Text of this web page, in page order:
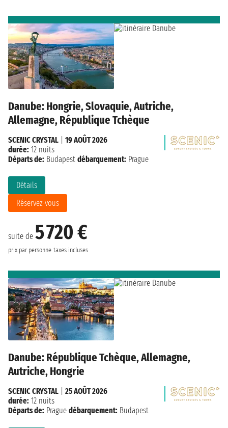
Danube: Hongrie, Slovaquie, Autriche,
Allemagne, République Tchèque
suite de 5 720 €
prix par personne taxes incluses
Détails
Réservez-vous
SCENIC CRYSTAL
19 AOÛT 2026
durée: 12 nuits
Départs de: Budapest débarquement: Prague
Danube: République Tchèque, Allemagne,
Autriche, Hongrie
SCENIC CRYSTAL
25 AOÛT 2026
durée: 12 nuits
Départs de: Prague débarquement: Budapest